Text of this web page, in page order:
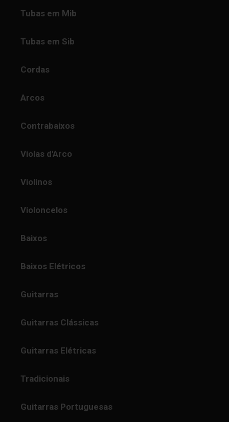
Tubas em Mib
Tubas em Sib
Cordas
Arcos
Contrabaixos
Violas d'Arco
Violinos
Violoncelos
Baixos
Baixos Elétricos
Guitarras
Guitarras Clássicas
Guitarras Elétricas
Tradicionais
Guitarras Portuguesas